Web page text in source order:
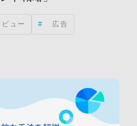
ビュー 広告